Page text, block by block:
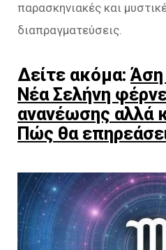
παρασκηνιακές και
διαπραγματεύσεις.
Δείτε ακόμα: Άση
Νέα Σελήνη
ανανέωσης αλλά
Πώς θα